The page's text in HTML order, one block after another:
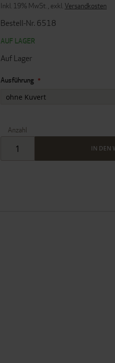
Inkl. 19% MwSt. , exkl. Versandkosten
Bestell-Nr. 6518
AUF LAGER
Auf Lager
Ausführung
Anzahl
IN DEN